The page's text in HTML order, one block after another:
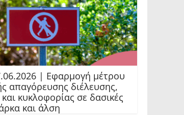
| Εφαρμογή μέτρου
απαγόρευσης διέλευσης,
κυκλοφορίας σε δασικές
και άλση